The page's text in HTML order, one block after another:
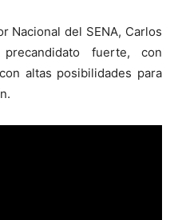
Nacional del SENA, Carlos
fuerte, con
altas posibilidades para